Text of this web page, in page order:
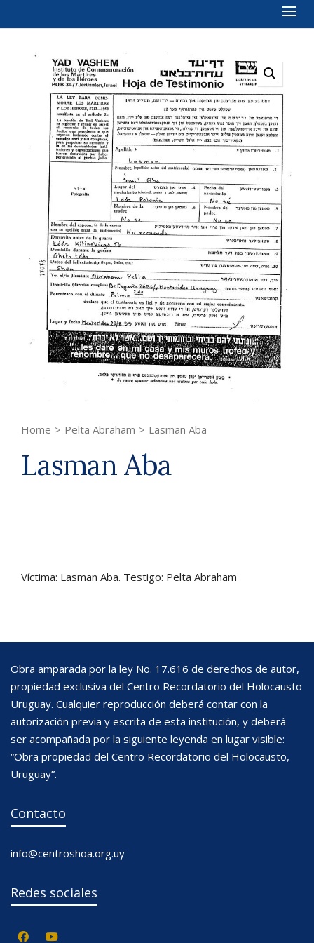
Home > Pelta Abraham > Lasman Aba
Lasman Aba
Víctima: Lasman Aba. Testigo: Pelta Abraham
Obra amparada por la ley No. 17.616 de derechos de autor,
propiedad exclusiva del Centro Recordatorio del Holocausto
Uruguay. Cualquier reproducción deberá contar con la
autorización previa y escrita de esta institución, y deberá
ser acompañada por la siguiente leyenda en lugar visible:
“Obra propiedad del Centro Recordatorio del Holocausto,
Uruguay”.
Contacto
info@centroshoa.org.uy
Redes sociales